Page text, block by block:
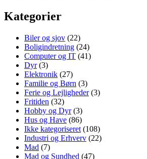
Kategorier
Biler og sjov (22)
Boligindretning (24)
Computer og IT (41)
Dyr(3)
Elektronik (27)
Familie og Børn (3)
Ferie og Lejligheder(3)
Fritiden (32)
Hobby og Dyr(3)
Hus og Have (86)
Ikke kategoriseret (108)
Industri og Erhverv (22)
Mad (7)
Mad og Sundhed (47)